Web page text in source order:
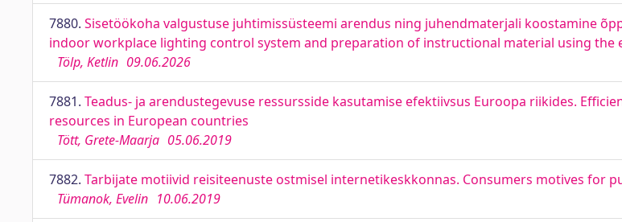
7880. Sisetöökoha valgustuse juhtimissüsteemi arendus ning juhendmaterjali koostamine
indoor workplace lighting control system and preparation of instructional material using the
Tölp, Ketlin 09.06.2026
7881. Teadus- ja arendustegevuse ressursside kasutamise efektiivsus Euroopa riikides.
resources in European countries
Tött, Grete-Maarja 05.06.2019
7882. Tarbijate motiivid reisiteenuste ostmisel internetikeskkonnas. Consumers motives for
Tümanok, Evelin 10.06.2019